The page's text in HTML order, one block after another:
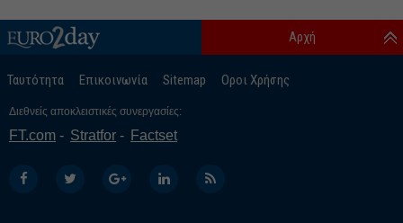
Ταυτότητα Επικοινωνία Sitemap Οροι Χρήσης
Αρχή
Διεθνείς αποκλειστικές συνεργασίες:
FT.com Stratfor Factset